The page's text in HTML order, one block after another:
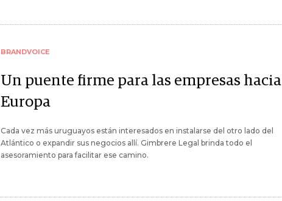
BRANDVOICE
Un puente firme para las empresas hacia
Europa
Cada vez más uruguayos están interesados en instalarse del otro lado del
Atlántico o expandir sus negocios allí. Gimbrere Legal brinda todo el
asesoramiento para facilitar ese camino.